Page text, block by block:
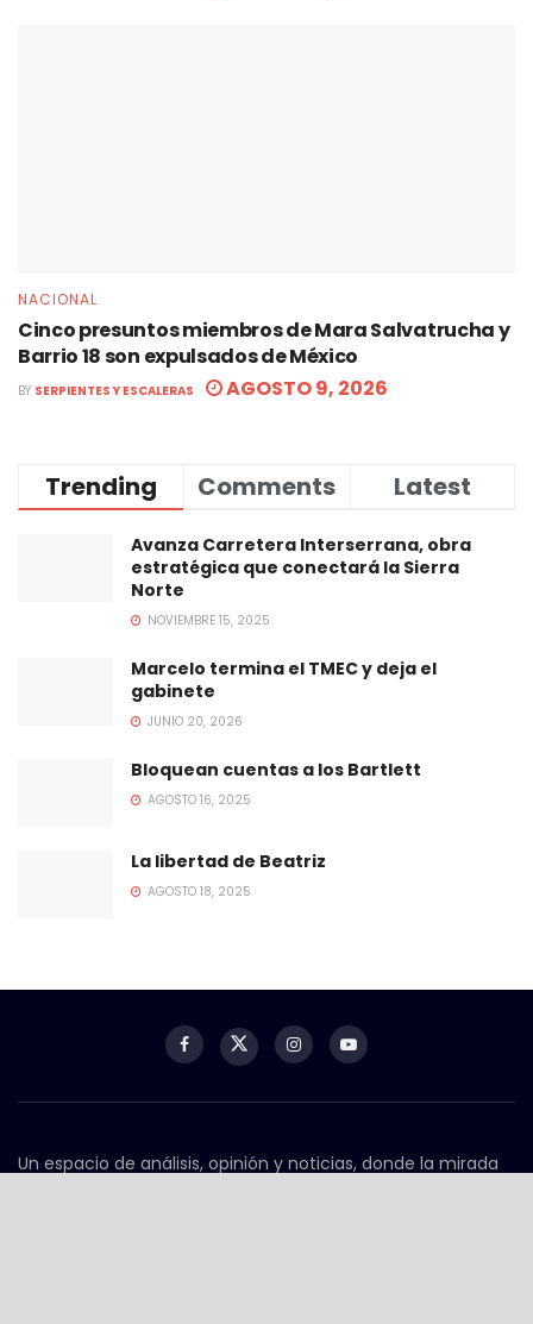
NACIONAL
Cinco presuntos miembros de Mara Salvatrucha y
Barrio 18 son expulsados de México
BY SERPIENTES Y ESCALERAS AGOSTO 9, 2026
Trending Comments Latest
Avanza Carretera Interserrana, obra
estratégica que conectará la Sierra
Norte
NOVIEMBRE 15, 2025
Marcelo termina el TMEC y deja el
gabinete
JUNIO 20, 2026
Bloquean cuentas a los Bartlett
AGOSTO 16, 2025
La libertad de Beatriz
AGOSTO 18, 2025
Un espacio de análisis, opinión y noticias, donde la mirada